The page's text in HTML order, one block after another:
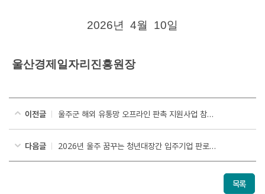
2026년 4월 10일
울산경제일자리진흥원장
이전글 울주군 해외 유통망 오프라인 판촉 지원사업 참가기업 추가모집 공고
다음글 2026년 울주 꿈꾸는 청년대장간 입주기업 판로개척 지원사업 기업모집 공고
목록